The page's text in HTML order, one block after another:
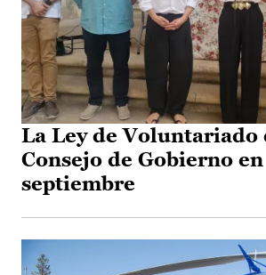
La Ley de Voluntariado
Consejo de Gobierno en
septiembre